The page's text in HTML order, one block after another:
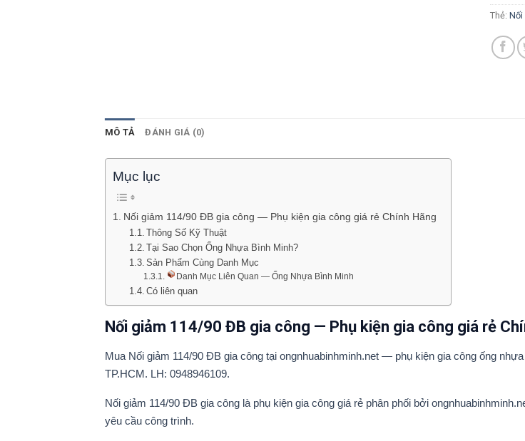
Thẻ: Nối
MÔ TẢ ĐÁNH GIÁ (0)
Mục lục
Nối giảm 114/90 ĐB gia công — Phụ kiện gia công giá rẻ Chính Hãng
Thông Số Kỹ Thuật
Tại Sao Chọn Ống Nhựa Bình Minh?
Sản Phẩm Cùng Danh Mục
Danh Mục Liên Quan — Ống Nhựa Bình Minh
Có liên quan
Nối giảm 114/90 ĐB gia công — Phụ kiện gia công giá rẻ
Mua Nối giảm 114/90 ĐB gia công tại ongnhuabinhminh.net — phụ kiện gia công ống
TP.HCM. LH: 0948946109.
Nối giảm 114/90 ĐB gia công là phụ kiện gia công giá rẻ phân phối bởi
yêu cầu công trình.